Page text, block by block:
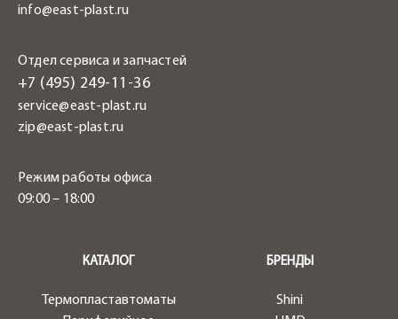
info@east-plast.ru
Отдел сервиса и запчастей
+7 (495) 249-11-36
service@east-plast.ru
zip@east-plast.ru
Режим работы офиса
09:00 – 18:00
КАТАЛОГ
Термопластавтоматы
БРЕНДЫ
Shini